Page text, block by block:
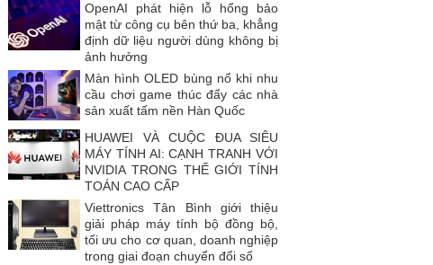
OpenAI phát hiện lỗ hổng bảo
mật từ công cụ bên thứ ba, khẳng
định dữ liệu người dùng không bị
ảnh hưởng
Màn hình OLED bùng nổ khi nhu
cầu chơi game thúc đẩy các nhà
sản xuất tấm nền Hàn Quốc
HUAWEI VÀ CUỘC ĐUA SIÊU
MÁY TÍNH AI: CẠNH TRANH VỚI
NVIDIA TRONG THẾ GIỚI TÍNH
TOÁN CAO CẤP
Viettronics Tân Bình giới thiệu
giải pháp máy tính bộ đồng bộ,
tối ưu cho cơ quan, doanh nghiệp
trong giai đoạn chuyển đổi số